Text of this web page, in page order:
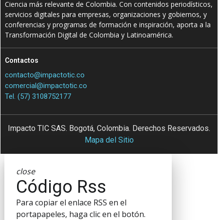
Ciencia más relevante de Colombia. Con contenidos periodísticos,
servicios digitales para empresas, organizaciones y gobiernos, y
conferencias y programas de formación e inspiración, aporta a la
Transformación Digital de Colombia y Latinoamérica.
Contactos
contacto@impactotic.co
comercial@impactotic.co
Tel. (57) 3108752177
Impacto TIC SAS. Bogotá, Colombia. Derechos Reservados.
Mapa del Sitio
close
Código Rss
Para copiar el enlace RSS en el
portapapeles, haga clic en el botón.